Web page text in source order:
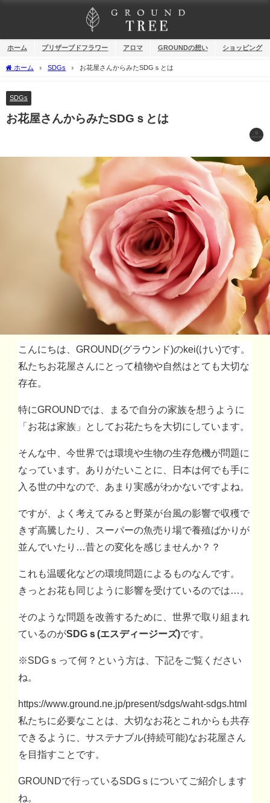
ホーム プリザーブドフラワー アロマ GROUNDの想い ショッピング
ホーム SDGs お花屋さんからみたSDGｓとは
SDGs
お花屋さんからみたSDGｓとは
こんにちは、GROUND(グラウンド)のkei(けい)です。
私たちお花屋さんにとって植物や自然はとても大切な
存在。
特にGROUNDでは、まるで自分の家族を想うように
「お花は家族」としてお花たちを大切にしています。
そんな中、今世界では環境や生物の生存危機が問題に
なっています。ありがたいことに、日本は何でも手に
入る世の中なので、あまり実感がわかないですよね。
ですが、よく考えてみると野菜が台風の影響で収穫で
きず高騰したり、スーパーの魚売り場で養殖ばかりが
並んでいたり…昔との変化を感じませんか？？
これも温暖化などの環境問題によるものなんです。
きっとお花も同じように影響を受けているのでは…。
そのような問題を改善するために、世界で取り組まれ
ているのがSDGｓ(エスディージーズ)です。
※SDGｓって何？という方は、下記をご覧ください
ね。
https://www.ground.ne.jp/present/sdgs/waht-sdgs.html
私たちに必要なことは、大切なお花とこれからも共存
できるように、サステナブル(持続可能)なお花屋さん
を目指すことです。
GROUNDで行っているSDGｓについてご紹介します
ね。